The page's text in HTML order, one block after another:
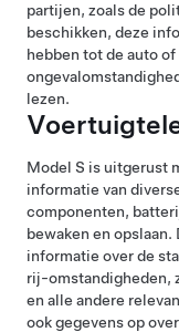
partijen, zoals de
beschikken, deze
hebben tot de auto
lezen.
Model S is uitgerust
informatie van
componenten,
bewaken en
informatie over de
rij-omstandigheden,
en alle andere
ook gegevens op